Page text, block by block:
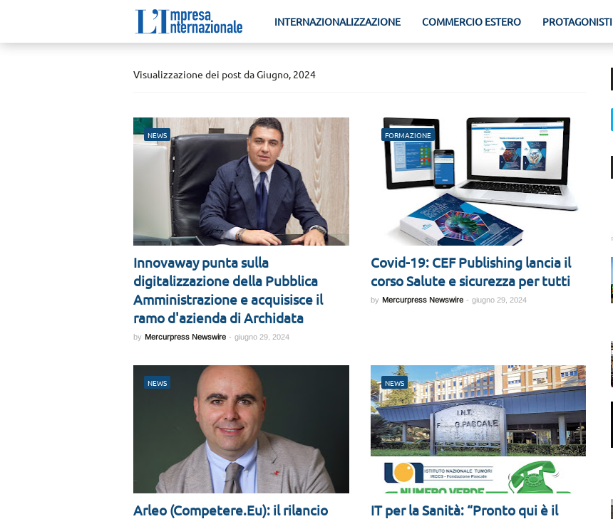
INTERNAZIONALIZZAZIONE COMMERCIO ESTERO PROTAGONISTI
Visualizzazione dei post da Giugno, 2024
NEWS
Innovaway punta sulla
digitalizzazione della Pubblica
Amministrazione e acquisisce il
ramo d'azienda di Archidata
by Mercurpress Newswire - giugno 29, 2024
FORMAZIONE
Covid-19: CEF Publishing lancia il
corso Salute e sicurezza per tutti
by Mercurpress Newswire - giugno 29, 2024
NEWS
Arleo (Competere.Eu): il rilancio
NEWS
IT per la Sanità: “Pronto qui è il